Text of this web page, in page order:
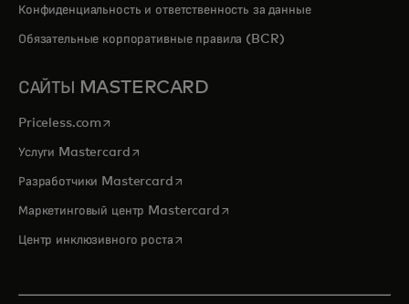
Конфиденциальность и ответственность за данные
Обязательные корпоративные правила (BCR)
САЙТЫ MASTERCARD
Priceless.com opens in a new tab
Услуги Mastercardopens in a new tab
Разработчики Mastercardopens in a new tab
Маркетинговый центр Mastercardopens in a new tab
Центр инклюзивного ростаopens in a new tab